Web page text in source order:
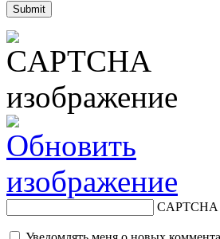
CAPTCHA